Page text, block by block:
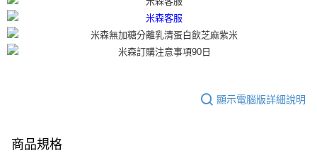
顯示電腦版詳細說明
商品規格